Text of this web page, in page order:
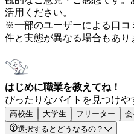
活用ください。
※一部のユーザーによる口コ
件と実態が異なる場合もあり
はじめに職業を教えてね！
ぴったりなバイトを見つけや
高校生 大学生 フリーター 会
選択するとどうなるの？